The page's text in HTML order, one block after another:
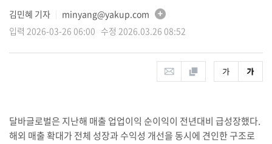
김민혜 기자
minyang@yakup.com
입력 2026-03-26 06:00 수정 2026.03.26 08:52
달바글로벌은 지난해 매출 업업이익 순이익이 전년대비 급성장했다.
해외 매출 확대가 전체 성장과 수익성 개선을 동시에 견인한 구조로